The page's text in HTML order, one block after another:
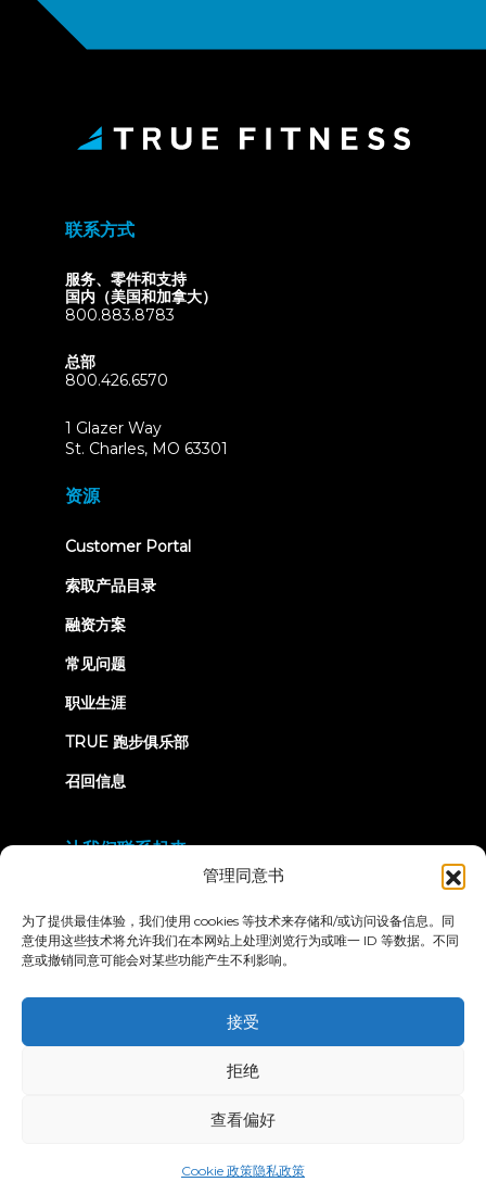
管理同意书
为了提供最佳体验，我们使用 cookies 等技术来存储和/或访问设备信息。同
意使用这些技术将允许我们在本网站上处理浏览行为或唯一 ID 等数据。不同
意或撤销同意可能会对某些功能产生不利影响。
接受
拒绝
查看偏好
Cookie 政策隐私政策
联系方式
服务、零件和支持
国内（美国和加拿大）
800.883.8783
总部
800.426.6570
1 Glazer Way
St. Charles, MO 63301
资源
Customer Portal(opens
索取产品目录
融资方案
常见问题
职业生涯
TRUE 跑步俱乐部
召回信息
让我们联系起来
© 2026 True Fitness. All Rights Reserved
无障碍声明